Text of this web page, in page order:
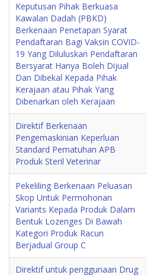
Keputusan Pihak Berkuasa
Kawalan Dadah (PBKD)
Berkenaan Penetapan Syarat
Pendaftaran Bagi Vaksin COVID-
19 Yang Diluluskan Pendaftaran
Bersyarat Hanya Boleh Dijual
Dan Dibekal Kepada Pihak
Kerajaan atau Pihak Yang
Dibenarkan oleh Kerajaan
Direktif Berkenaan
Pengemaskinian Keperluan
Standard Pematuhan APB
Produk Steril Veterinar
Pekeliling Berkenaan Peluasan
Skop Untuk Permohonan
Variants Kepada Produk Dalam
Bentuk Lozenges Di Bawah
Kategori Produk Racun
Berjadual Group C
Direktif untuk penggunaan Drug